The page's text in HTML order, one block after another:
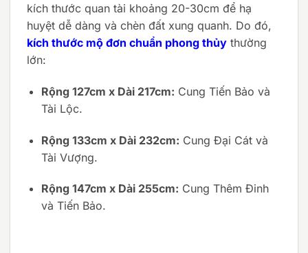
kích thước quan tài khoảng 20-30cm để hạ
huyệt dễ dàng và chèn đất xung quanh. Do đó,
kích thước mộ đơn chuẩn phong thủy thường
lớn:
Rộng 127cm x Dài 217cm: Cung Tiến Bảo và
Tài Lộc.
Rộng 133cm x Dài 232cm: Cung Đại Cát và
Tài Vượng.
Rộng 147cm x Dài 255cm: Cung Thêm Đinh
và Tiến Bảo.